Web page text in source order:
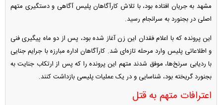
مشهد به جریان افتاده بود، با تلاش کارآگاهان پلیس آگاهی و دستگیری متهم
اصلی در بجنورد به سرانجام رسید.
این پرونده که با اعلام فقدان این زن آغاز شده بود، پس از دو ماه پیگیری فنی
و اطلاعاتی پلیس وارد مرحله تازه‌ای شد. کارآگاهان اداره مبارزه با جرایم جنایی
با ردیابی سرنخ‌ها، موفق شدند متهم این پرونده را که پس از ارتکاب جنایت به
بجنورد گریخته بود، شناسایی و در یک عملیات پلیسی بازداشت کنند.
اعترافات متهم به قتل